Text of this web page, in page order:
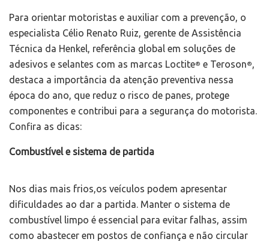
Para orientar motoristas e auxiliar com a prevenção, o
especialista Célio Renato Ruiz, gerente de Assistência
Técnica da Henkel, referência global em soluções de
adesivos e selantes com as marcas Loctite® e Teroson®,
destaca a importância da atenção preventiva nessa
época do ano, que reduz o risco de panes, protege
componentes e contribui para a segurança do motorista.
Confira as dicas:
Combustível e sistema de partida
Nos dias mais frios,os veículos podem apresentar
dificuldades ao dar a partida. Manter o sistema de
combustível limpo é essencial para evitar falhas, assim
como abastecer em postos de confiança e não circular